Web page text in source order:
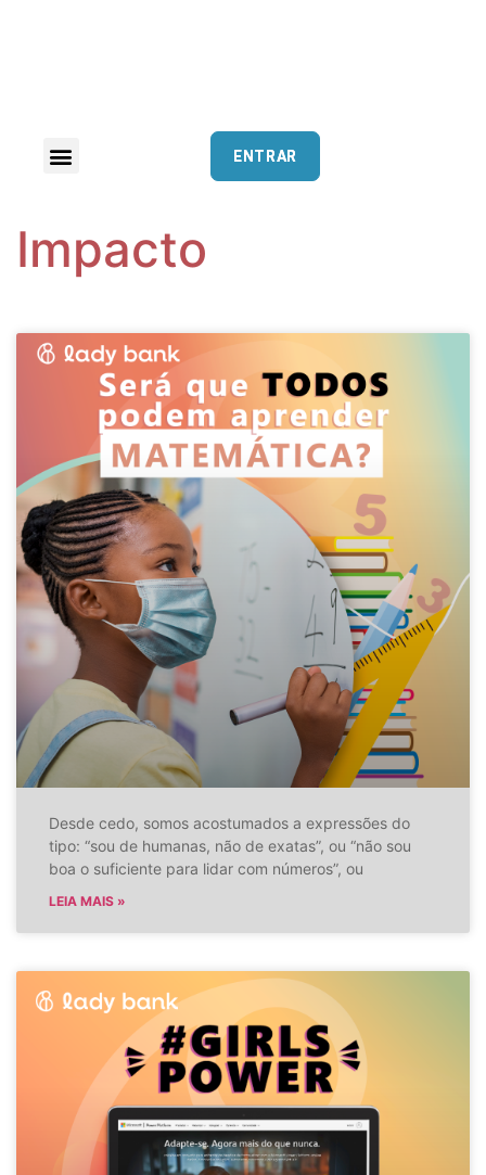
ENTRAR
Impacto
Desde cedo, somos acostumados a expressões do
tipo: “sou de humanas, não de exatas”, ou “não sou
boa o suficiente para lidar com números”, ou
LEIA MAIS »